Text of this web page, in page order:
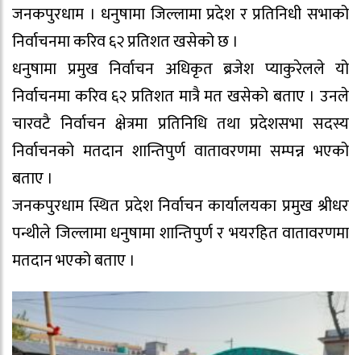
जनकपुरधाम । धनुषामा जिल्लामा प्रदेश र प्रतिनिधी सभाको
निर्वाचनमा करिव ६२ प्रतिशत खसेको छ ।
धनुषामा प्रमुख निर्वाचन अधिकृत ब्रजेश प्याकुरेलले यो
निर्वाचनमा करिव ६२ प्रतिशत मात्रै मत खसेको बताए । उनले
चारवटै निर्वाचन क्षेत्रमा प्रतिनिधि तथा प्रदेशसभा सदस्य
निर्वाचनको मतदान शान्तिपुर्ण वातावरणमा सम्पन्न भएको
बताए ।
जनकपुरधाम स्थित प्रदेश निर्वाचन कार्यालयका प्रमुख श्रीधर
पन्थीले जिल्लामा धनुषामा शान्तिपुर्ण र भयरहित वातावरणमा
मतदान भएको बताए ।